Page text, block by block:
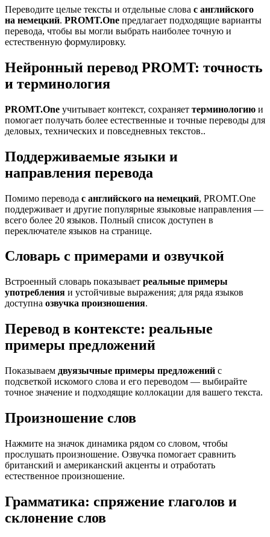
Переводите целые тексты и отдельные слова с английского
на немецкий. PROMT.One предлагает подходящие варианты
перевода, чтобы вы могли выбрать наиболее точную и
естественную формулировку.
Нейронный перевод PROMT: точность
и терминология
PROMT.One учитывает контекст, сохраняет терминологию и
помогает получать более естественные и точные переводы для
деловых, технических и повседневных текстов..
Поддерживаемые языки и
направления перевода
Помимо перевода с английского на немецкий, PROMT.One
поддерживает и другие популярные языковые направления —
всего более 20 языков. Полный список доступен в
переключателе языков на странице.
Словарь с примерами и озвучкой
Встроенный словарь показывает реальные примеры
употребления и устойчивые выражения; для ряда языков
доступна озвучка произношения.
Перевод в контексте: реальные
примеры предложений
Показываем двуязычные примеры предложений с
подсветкой искомого слова и его переводом — выбирайте
точное значение и подходящие коллокации для вашего текста.
Произношение слов
Нажмите на значок динамика рядом со словом, чтобы
прослушать произношение. Озвучка помогает сравнить
британский и американский акценты и отработать
естественное произношение.
Грамматика: спряжение глаголов и
склонение слов